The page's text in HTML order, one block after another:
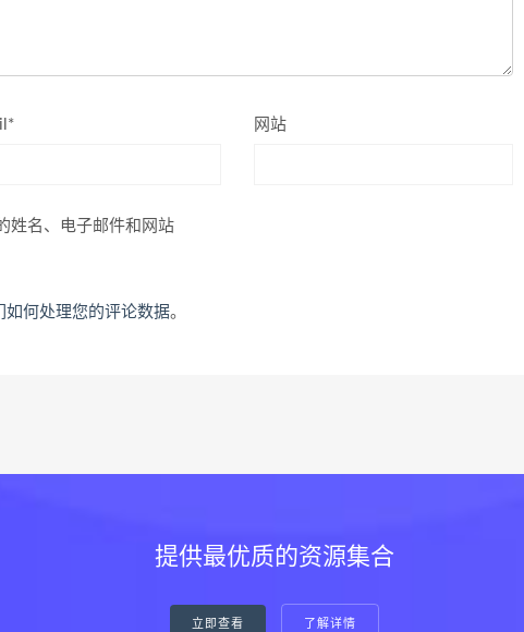
网站
姓名、电子邮件和网站
如何处理您的评论数据。
提供最优质的资源集合
立即查看 了解详情